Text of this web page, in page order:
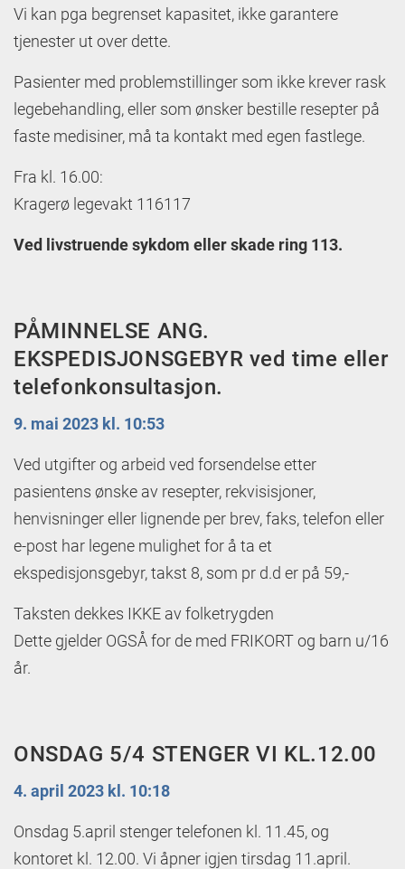
Vi kan pga begrenset kapasitet, ikke garantere
tjenester ut over dette.
Pasienter med problemstillinger som ikke krever rask
legebehandling, eller som ønsker bestille resepter på
faste medisiner, må ta kontakt med egen fastlege.
Fra kl. 16.00:
Kragerø legevakt 116117
Ved livstruende sykdom eller skade ring 113.
PÅMINNELSE ANG.
EKSPEDISJONSGEBYR ved time eller
telefonkonsultasjon.
9. mai 2023 kl. 10:53
Ved utgifter og arbeid ved forsendelse etter
pasientens ønske av resepter, rekvisisjoner,
henvisninger eller lignende per brev, faks, telefon eller
e-post har legene mulighet for å ta et
ekspedisjonsgebyr, takst 8, som pr d.d er på 59,-
Taksten dekkes IKKE av folketrygden
Dette gjelder OGSÅ for de med FRIKORT og barn u/16
år.
ONSDAG 5/4 STENGER VI KL.12.00
4. april 2023 kl. 10:18
Onsdag 5.april stenger telefonen kl. 11.45, og
kontoret kl. 12.00. Vi åpner igjen tirsdag 11.april.